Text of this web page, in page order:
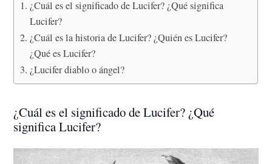
¿Cuál es el significado de Lucifer? ¿Qué significa
Lucifer?
¿Cuál es la historia de Lucifer? ¿Quién es Lucifer?
¿Qué es Lucifer?
¿Lucifer diablo o ángel?
¿Cuál es el significado de Lucifer? ¿Qué
significa Lucifer?